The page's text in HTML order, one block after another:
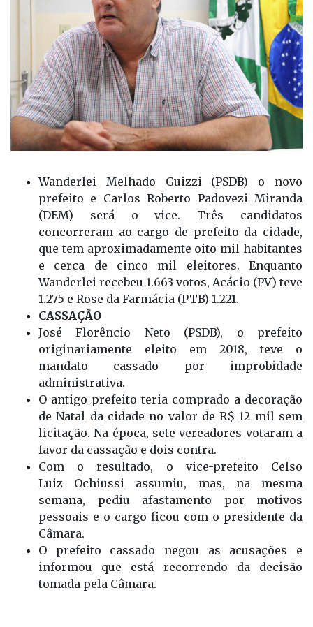
Wanderlei Melhado Guizzi (PSDB) o novo
prefeito e Carlos Roberto Padovezi Miranda
(DEM) será o vice. Três candidatos
concorreram ao cargo de prefeito da cidade,
que tem aproximadamente oito mil habitantes
e cerca de cinco mil eleitores. Enquanto
Wanderlei recebeu 1.663 votos, Acácio (PV) teve
1.275 e Rose da Farmácia (PTB) 1.221.
CASSAÇÃO
José Florêncio Neto (PSDB), o prefeito
originariamente eleito em 2018, teve o
mandato cassado por improbidade
administrativa.
O antigo prefeito teria comprado a decoração
de Natal da cidade no valor de R$ 12 mil sem
licitação. Na época, sete vereadores votaram a
favor da cassação e dois contra.
Com o resultado, o vice-prefeito Celso
Luiz Ochiussi
assumiu, mas, na mesma
semana, pediu afastamento por motivos
pessoais e o cargo ficou com o presidente da
Câmara.
O prefeito cassado negou as acusações e
informou que está recorrendo da decisão
tomada pela Câmara.